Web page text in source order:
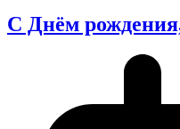
С Днём